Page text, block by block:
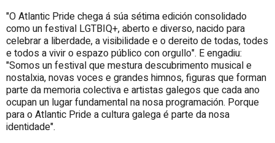
"O Atlantic Pride chega á súa sétima edición consolidado
como un festival LGTBIQ+, aberto e diverso, nacido para
celebrar a liberdade, a visibilidade e o dereito de todas, todes
e todos a vivir o espazo público con orgullo". E engadiu:
"Somos un festival que mestura descubrimento musical e
nostalxia, novas voces e grandes himnos, figuras que forman
parte da memoria colectiva e artistas galegos que cada ano
ocupan un lugar fundamental na nosa programación. Porque
para o Atlantic Pride a cultura galega é parte da nosa
identidade".